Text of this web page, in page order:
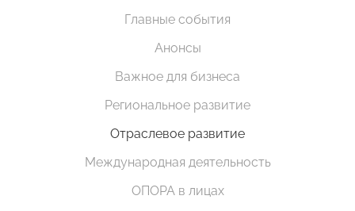
Главные события
Анонсы
Важное для бизнеса
Региональное развитие
Отраслевое развитие
Международная деятельность
ОПОРА в лицах